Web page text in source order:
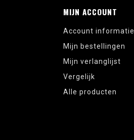
MIJN ACCOUNT
Account informatie
Mijn bestellingen
Mijn verlanglijst
Vergelijk
Alle producten